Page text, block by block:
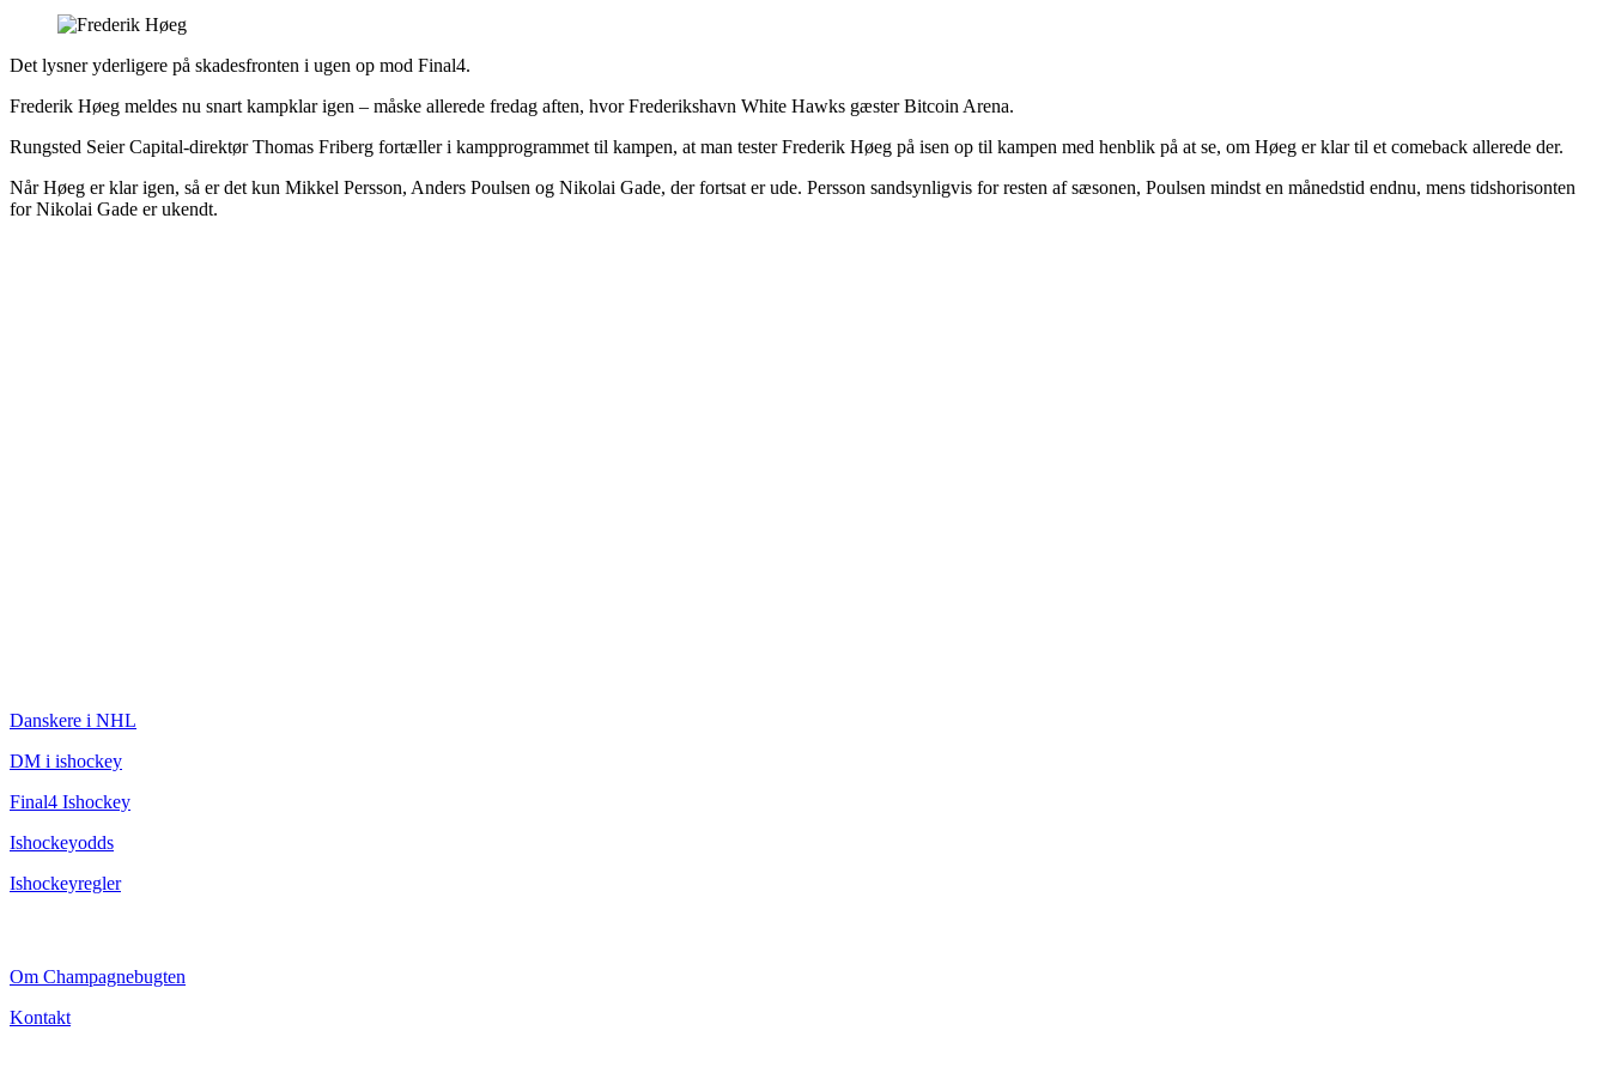
Det lysner yderligere på skadesfronten i ugen op mod Final4.
Frederik Høeg meldes nu snart kampklar igen – måske allerede fredag aften, hvor Frederikshavn White Hawks gæster Bitcoin Arena.
Rungsted Seier Capital-direktør Thomas Friberg fortæller i kampprogrammet til kampen, at man tester Frederik Høeg på isen op til kampen med henblik på at se, om Høeg er klar til et comeback allerede der.
Når Høeg er klar igen, så er det kun Mikkel Persson, Anders Poulsen og Nikolai Gade, der fortsat er ude. Persson sandsynligvis for resten af sæsonen, Poulsen mindst en månedstid endnu, mens tidshorisonten
for Nikolai Gade er ukendt.
Danskere i NHL
DM i ishockey
Final4 Ishockey
Ishockeyodds
Ishockeyregler
Om Champagnebugten
Kontakt